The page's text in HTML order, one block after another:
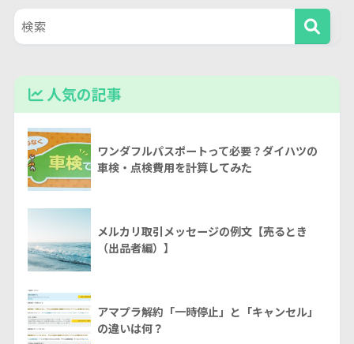
人気の記事
ワンダフルパスポートって必要？ダイハツの
車検・点検費用を計算してみた
メルカリ取引メッセージの例文【売るとき
（出品者編）】
アマプラ解約「一時停止」と「キャンセル」
の違いは何？